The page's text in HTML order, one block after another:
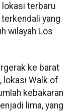
lokasi terbaru
yang
wilayah Los
ke barat
lokasi Walk of
kebakaran
lima, yang